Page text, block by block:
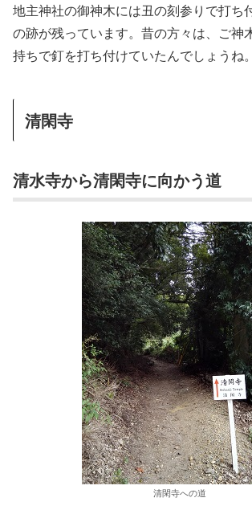
地主神社の御神木には丑の刻参りで打ち
の跡が残っています。昔の方々は、ご神
持ちで釘を打ち付けていたんでしょうね。
清閑寺
清水寺から清閑寺に向かう道
清閑寺への道